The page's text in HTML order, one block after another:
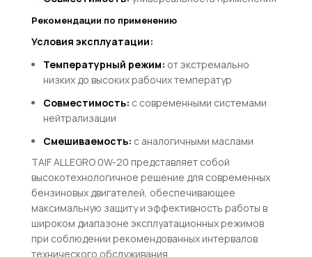
Рекомендации по применению
Условия эксплуатации:
Температурный режим: от экстремально
низких до высоких рабочих температур
Совместимость: с современными системами
нейтрализации
Смешиваемость: с аналогичными маслами
TAIF ALLEGRO 0W-20 представляет собой
высокотехнологичное решение для современных
бензиновых двигателей, обеспечивающее
максимальную защиту и эффективность работы в
широком диапазоне эксплуатационных режимов
при соблюдении рекомендованных интервалов
технического обслуживания.